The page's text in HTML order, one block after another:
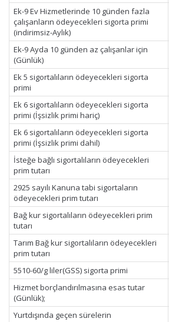
Ek-9 Ev Hizmetlerinde 10 günden fazla
çalışanların ödeyecekleri sigorta primi
(indirimsiz-Aylık)
Ek-9 Ayda 10 günden az çalışanlar için
(Günlük)
Ek 5 sigortalıların ödeyecekleri sigorta
primi
Ek 6 sigortalıların ödeyecekleri sigorta
primi (İşsizlik primi hariç)
Ek 6 sigortalıların ödeyecekleri sigorta
primi (İşsizlik primi dahil)
İsteğe bağlı sigortalıların ödeyecekleri
prim tutarı
2925 sayılı Kanuna tabi sigortaların
ödeyecekleri prim tutarı
Bağ kur sigortalıların ödeyecekleri prim
tutarı
Tarım Bağ kur sigortalıların ödeyecekleri
prim tutarı
5510-60/g liler(GSS) sigorta primi
Hizmet borçlandırılmasına esas tutar
(Günlük);
Yurtdışında geçen sürelerin